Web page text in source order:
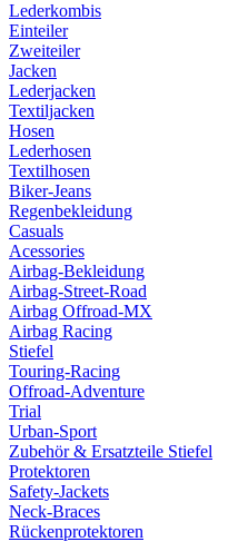
Lederkombis
Einteiler
Zweiteiler
Jacken
Lederjacken
Textiljacken
Hosen
Lederhosen
Textilhosen
Biker-Jeans
Regenbekleidung
Casuals
Acessories
Airbag-Bekleidung
Airbag-Street-Road
Airbag Offroad-MX
Airbag Racing
Stiefel
Touring-Racing
Offroad-Adventure
Trial
Urban-Sport
Zubehör & Ersatzteile Stiefel
Protektoren
Safety-Jackets
Neck-Braces
Rückenprotektoren